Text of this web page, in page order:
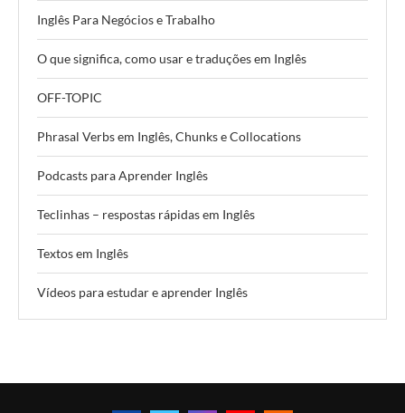
Inglês Para Negócios e Trabalho
O que significa, como usar e traduções em Inglês
OFF-TOPIC
Phrasal Verbs em Inglês, Chunks e Collocations
Podcasts para Aprender Inglês
Teclinhas – respostas rápidas em Inglês
Textos em Inglês
Vídeos para estudar e aprender Inglês